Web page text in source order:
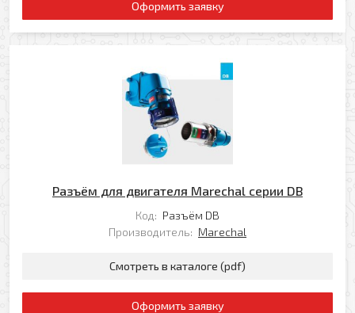
Оформить заявку
Разъём для двигателя Marechal серии DB
Код: Разъём DB
Производитель: Marechal
Смотреть в каталоге (pdf)
Оформить заявку